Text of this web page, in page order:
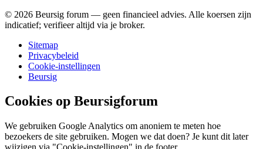
© 2026 Beursig forum — geen financieel advies. Alle koersen zijn
indicatief; verifieer altijd via je broker.
Sitemap
Privacybeleid
Cookie-instellingen
Beursig
Cookies op Beursigforum
We gebruiken Google Analytics om anoniem te meten hoe
bezoekers de site gebruiken. Mogen we dat doen? Je kunt dit later